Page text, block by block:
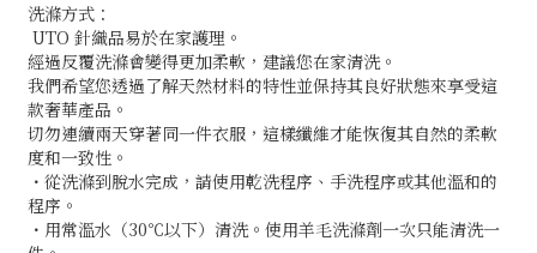
洗滌方式：
UTO 針織品易於在家護理。
經過反覆洗滌會變得更加柔軟，建議您在家清洗。
我們希望您透過了解天然材料的特性並保持其良好狀態來享受這
款奢華產品。
切勿連續兩天穿著同一件衣服，這樣纖維才能恢復其自然的柔軟
度和一致性。
・從洗滌到脫水完成，請使用乾洗程序、手洗程序或其他溫和的
程序。
・用常溫水（30℃以下）清洗。使用羊毛洗滌劑一次只能清洗一